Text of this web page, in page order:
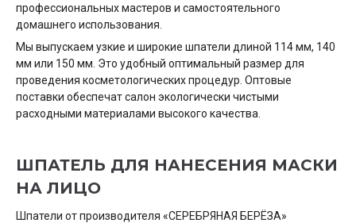
профессиональных мастеров и самостоятельного
домашнего использования.
Мы выпускаем узкие и широкие шпатели длиной 114 мм, 140
мм или 150 мм. Это удобный оптимальный размер для
проведения косметологических процедур. Оптовые
поставки обеспечат салон экологически чистыми
расходными материалами высокого качества.
ШПАТЕЛЬ ДЛЯ НАНЕСЕНИЯ МАСКИ
НА ЛИЦО
Шпатели от производителя «СЕРЕБРЯНАЯ БЕРЁЗА»